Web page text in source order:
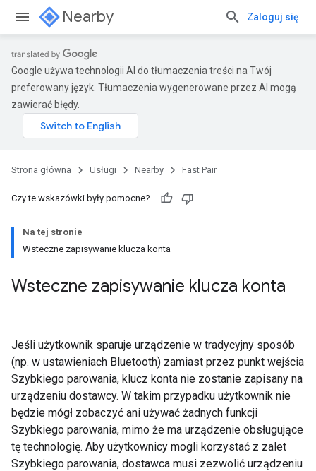
Nearby Zaloguj się
Google używa technologii AI do tłumaczenia treści na Twój
preferowany język. Tłumaczenia wygenerowane przez AI mogą
zawierać błędy.
Strona główna Usługi Nearby Fast Pair
Czy te wskazówki były pomocne?
Na tej stronie
Wsteczne zapisywanie klucza konta
Wsteczne zapisywanie klucza konta
Jeśli użytkownik sparuje urządzenie w tradycyjny sposób
(np. w ustawieniach Bluetooth) zamiast przez punkt wejścia
Szybkiego parowania, klucz konta nie zostanie zapisany na
urządzeniu dostawcy. W takim przypadku użytkownik nie
będzie mógł zobaczyć ani używać żadnych funkcji
Szybkiego parowania, mimo że ma urządzenie obsługujące
tę technologię. Aby użytkownicy mogli korzystać z zalet
Szybkiego parowania, dostawca musi zezwolić urządzeniu